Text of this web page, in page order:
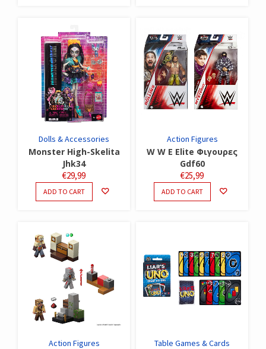
Dolls & Accessories
Monster High-Skelita
Jhk34
€29,99
ADD TO CART
Action Figures
W W E Elite Φιγουρες
Gdf60
€25,99
ADD TO CART
Action Figures Table Games & Cards